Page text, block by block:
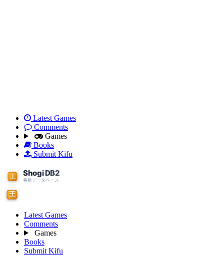
Latest Games
Comments
Games
Books
Submit Kifu
Latest Games
Comments
Games
Books
Submit Kifu